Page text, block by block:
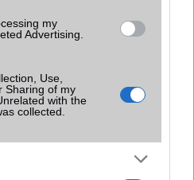
my
Advertising.
Use,
Sharing of my
with the
collected.
a mobilhasználatot –
tudnak róla
funkció, amely
használatot,
továbbra is hiányzik.